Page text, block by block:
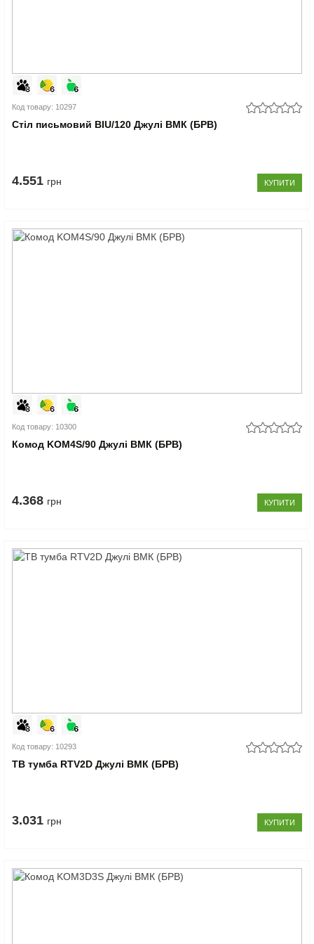
Код товару: 10297
Стіл письмовий BIU/120 Джулі ВМК (БРВ)
4.551 грн КУПИТИ
Код товару: 10300
Комод KOM4S/90 Джулі ВМК (БРВ)
4.368 грн КУПИТИ
Код товару: 10293
ТВ тумба RTV2D Джулі ВМК (БРВ)
3.031 грн КУПИТИ